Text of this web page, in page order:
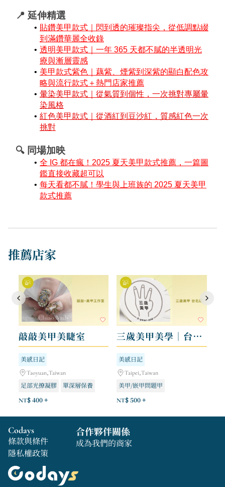
📍 延伸精選
貼鑽美甲款式｜閃到透的璀璨指尖，從低調點綴
到滿鑽華麗全收錄
透明美甲款式｜一年 365 天都不膩的半透明光
療與漸層靈感
美甲款式紫色｜藕紫、煙紫到深紫的顯白配色攻
略與流行款式＋熱門店家推薦
暈染美甲款式｜從氣質到個性，一次挑對專屬暈
染風格
紅色美甲款式｜從酒紅到豆沙紅，質感紅色一次
挑對
🔍 同場加映
全 IG 都在瘋！2025 夏天美甲款式推薦，一篇圖
鑑直接收藏超可以
每天看都不膩！學生與上班族的 2025 夏天美甲
款式推薦
推薦店家
敲敲美甲美睫室
美感日記
Taoyuan,Taiwan
足部光撩凝膠
單深層保養
手部光撩凝膠
NT$ 400 +
三歲美甲美學｜台北店
美感日記
Taipei,Taiwan
美甲/嵌甲問題甲
睫毛管理/野生眉毛
NT$ 500 +
Codays
條款與條件
隱私權政策
合作夥伴關係
成為我們的商家